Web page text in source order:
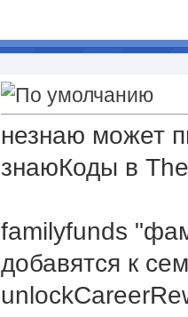
незнаю может
знаюКоды в
familyfunds
добавятся к